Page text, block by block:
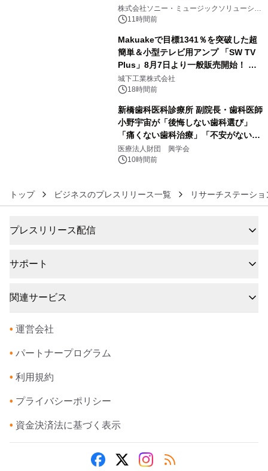
株式会社ソニー・ミュージックソリューショ
ンズ11時間前
Makuakeで目標1341％を突破した超
簡単＆小型テレビ用アンプ 「SW TV
Plus」8月7日より一般販売開始！ ケ
ーブル1本つなぐだけ、テレビの音が
ぐっと豊かに
城下工業株式会社
18時間前
新橋歯科医科診療所 副院長・歯科医師
小野宇宙が「後悔しない歯科選び」
「痛くない歯科治療」「不安がない治
療計画」をテーマに専門監修
医療法人財団 興学会
10時間前
トップ ビジネスのプレスリリース一覧 リサーチステーシ
プレスリリース配信
サポート
関連サービス
• 運営会社
• パートナープログラム
• 利用規約
• プライバシーポリシー
• 資金決済法に基づく表示